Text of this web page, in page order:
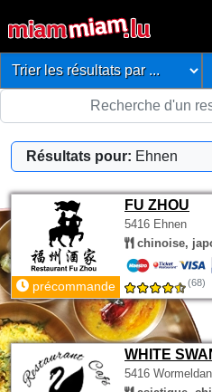
Résultats pour: Ehnen
FU ZHOU
5416 Ehnen
chinoise,
précommande (68)
WHITE
5416